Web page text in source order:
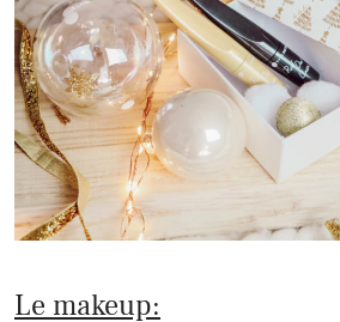
Le makeup: